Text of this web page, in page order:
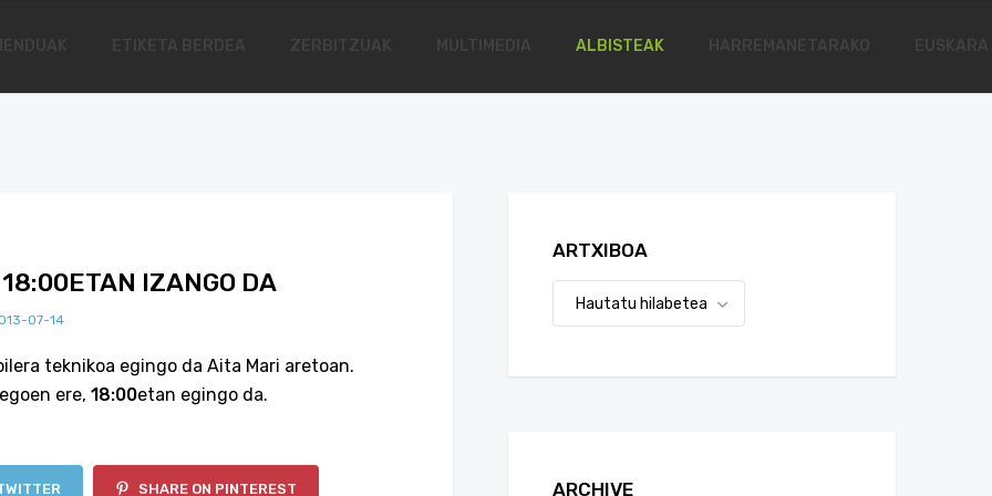
ALBISTEAK
IZANGO DA
07-14
teknikoa egingo da Aita Mari aretoan.
ere, 18:00etan egingo da.
SHARE ON PINTEREST
ARTXIBOA
ARCHIVE